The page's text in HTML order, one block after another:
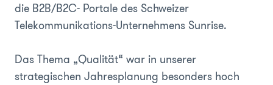
die B2B/B2C- Portale des Schweizer
Telekommunikations-Unternehmens Sunrise.
Das Thema „Qualität“ war in unserer
strategischen Jahresplanung besonders hoch